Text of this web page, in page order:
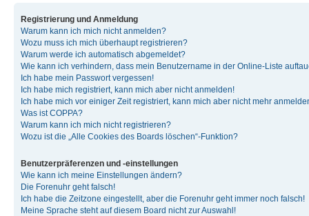
Registrierung und Anmeldung
Warum kann ich mich nicht anmelden?
Wozu muss ich mich überhaupt registrieren?
Warum werde ich automatisch abgemeldet?
Wie kann ich verhindern, dass mein Benutzername in der Online-Liste
Ich habe mein Passwort vergessen!
Ich habe mich registriert, kann mich aber nicht anmelden!
Ich habe mich vor einiger Zeit registriert, kann mich aber nicht mehr
Was ist COPPA?
Warum kann ich mich nicht registrieren?
Wozu ist die „Alle Cookies des Boards löschen“-Funktion?
Benutzerpräferenzen und -einstellungen
Wie kann ich meine Einstellungen ändern?
Die Forenuhr geht falsch!
Ich habe die Zeitzone eingestellt, aber die Forenuhr geht immer noch falsch!
Meine Sprache steht auf diesem Board nicht zur Auswahl!